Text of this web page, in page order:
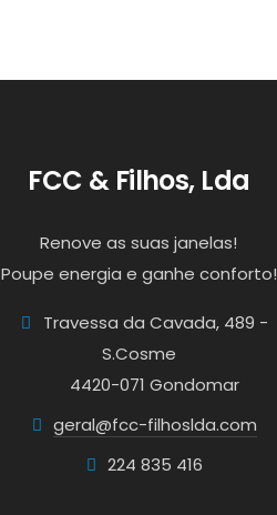
FCC & Filhos, Lda
Renove as suas janelas!
Poupe energia e ganhe conforto!
Travessa da Cavada, 489 -
S.Cosme
4420-071 Gondomar
geral@fcc-filhoslda.com
224 835 416